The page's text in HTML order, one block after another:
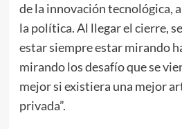
de la innovación tecnológica,
la política. Al llegar el cierre,
estar siempre estar mirando
mirando los desafío que se
mejor si existiera una mejor
privada”.